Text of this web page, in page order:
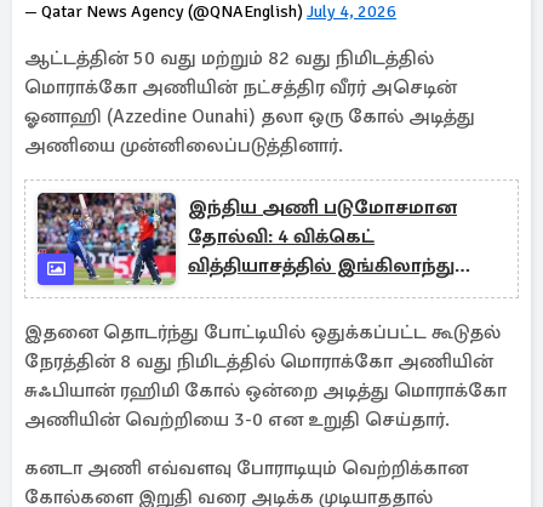
— Qatar News Agency (@QNAEnglish) July 4, 2026
ஆட்டத்தின் 50 வது மற்றும் 82 வது நிமிடத்தில்
மொராக்கோ அணியின் நட்சத்திர வீரர் அசெடின்
ஓனாஹி (Azzedine Ounahi) தலா ஒரு கோல் அடித்து
அணியை முன்னிலைப்படுத்தினார்.
இந்திய அணி படுமோசமான
தோல்வி: 4 விக்கெட்
வித்தியாசத்தில் இங்கிலாந்து
அபார வெற்றி
இதனை தொடர்ந்து போட்டியில் ஒதுக்கப்பட்ட கூடுதல்
நேரத்தின் 8 வது நிமிடத்தில் மொராக்கோ அணியின்
சுஃபியான் ரஹிமி கோல் ஒன்றை அடித்து மொராக்கோ
அணியின் வெற்றியை 3-0 என உறுதி செய்தார்.
கனடா அணி எவ்வளவு போராடியும் வெற்றிக்கான
கோல்களை இறுதி வரை அடிக்க முடியாததால்